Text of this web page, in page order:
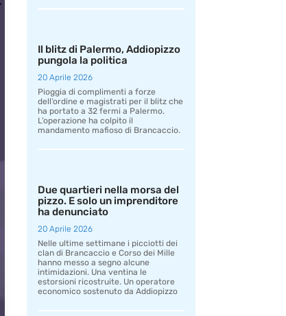
Il blitz di Palermo, Addiopizzo
pungola la politica
20 Aprile 2026
Pioggia di complimenti a forze
dell’ordine e magistrati per il blitz che
ha portato a 32 fermi a Palermo.
L’operazione ha colpito il
mandamento mafioso di Brancaccio.
Due quartieri nella morsa del
pizzo. E solo un imprenditore
ha denunciato
20 Aprile 2026
Nelle ultime settimane i picciotti dei
clan di Brancaccio e Corso dei Mille
hanno messo a segno alcune
intimidazioni. Una ventina le
estorsioni ricostruite. Un operatore
economico sostenuto da Addiopizzo